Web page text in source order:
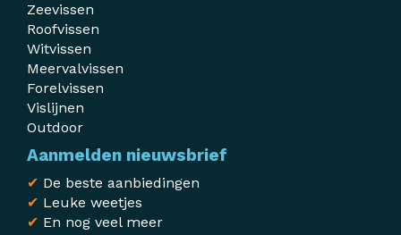
Zeevissen
Roofvissen
Witvissen
Meervalvissen
Forelvissen
Vislijnen
Outdoor
Aanmelden nieuwsbrief
✔ De beste aanbiedingen
✔ Leuke weetjes
✔ En nog veel meer